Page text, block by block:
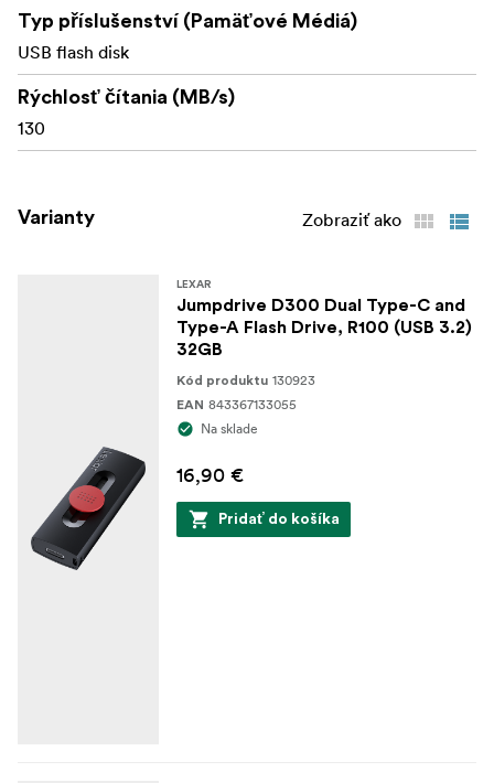
Typ příslušenství (Pamäťové Médiá)
USB flash disk
Rýchlosť čítania (MB/s)
130
Varianty Zobraziť ako
LEXAR
Jumpdrive D300 Dual Type-C and
Type-A Flash Drive, R100 (USB 3.2)
32GB
Kód produktu 130923
EAN 843367133055
Na sklade
16,90 €
Pridať do košíka